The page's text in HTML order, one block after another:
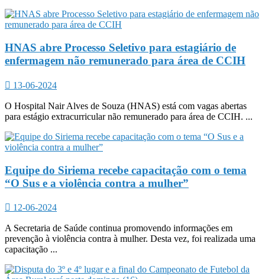
HNAS abre Processo Seletivo para estagiário de
enfermagem não remunerado para área de CCIH
13-06-2024
O Hospital Nair Alves de Souza (HNAS) está com vagas abertas
para estágio extracurricular não remunerado para área de CCIH. ...
Equipe do Siriema recebe capacitação com o tema
“O Sus e a violência contra a mulher”
12-06-2024
A Secretaria de Saúde continua promovendo informações em
prevenção à violência contra à mulher. Desta vez, foi realizada uma
capacitação ...